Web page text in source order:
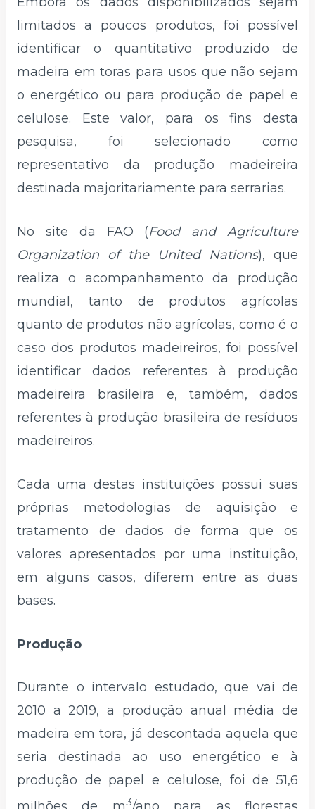
limitados a poucos produtos, foi possível
identificar o quantitativo produzido de
madeira em toras para usos que não sejam
o energético ou para produção de papel e
celulose. Este valor, para os fins desta
pesquisa, foi selecionado como
representativo da produção madeireira
destinada majoritariamente para serrarias.
No site da FAO (Food and Agriculture
Organization of the United Nations), que
realiza o acompanhamento da produção
mundial, tanto de produtos agrícolas
quanto de produtos não agrícolas, como é o
caso dos produtos madeireiros, foi possível
identificar dados referentes à produção
madeireira brasileira e, também, dados
referentes à produção brasileira de resíduos
madeireiros.
Cada uma destas instituições possui suas
próprias metodologias de aquisição e
tratamento de dados de forma que os
valores apresentados por uma instituição,
em alguns casos, diferem entre as duas
bases.
Produção
Durante o intervalo estudado, que vai de
2010 a 2019, a produção anual média de
madeira em tora, já descontada aquela que
seria destinada ao uso energético e à
produção de papel e celulose, foi de 51,6
3